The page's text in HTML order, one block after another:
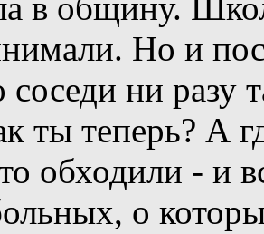
Но и
соседи ни разу
ты теперь? А
обходили - и
о